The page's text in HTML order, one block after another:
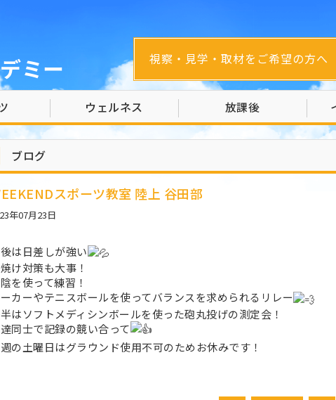
ミー 視察・見学・取材をご希望の方へ
ウェルネス 放課後
ブログ
スポーツ教室 陸上 谷田部
年07月23日
は日差しが強い
け対策も大事！
を使って練習！
カーやテニスボールを使ってバランスを求められるリレー
はソフトメディシンボールを使った砲丸投げの測定会！
同士で記録の競い合って
の土曜日はグラウンド使用不可のためお休みです！